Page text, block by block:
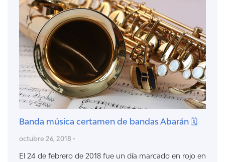
Banda música certamen de bandas Abarán 🗓
octubre 26, 2018 •
El 24 de febrero de 2018 fue un día marcado en rojo en